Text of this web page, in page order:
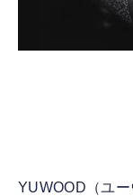
YUWOOD（ユ